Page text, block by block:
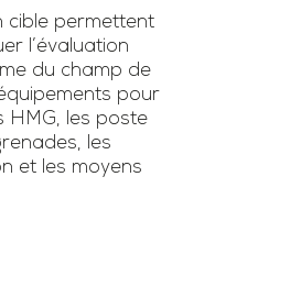
cible permettent
l’évaluation
du champ de
pour
HMG, les poste
les
et les moyens